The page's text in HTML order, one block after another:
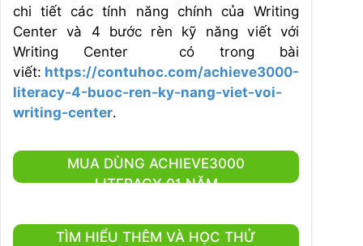
chi tiết các tính năng chính của Writing
Center và 4 bước rèn kỹ năng viết với
Writing Center có trong bài
viết: https://contuhoc.com/achieve3000-
literacy-4-buoc-ren-ky-nang-viet-voi-
writing-center.
MUA DÙNG ACHIEVE3000
LITERACY 01 NĂM
TÌM HIỂU THÊM VÀ HỌC THỬ